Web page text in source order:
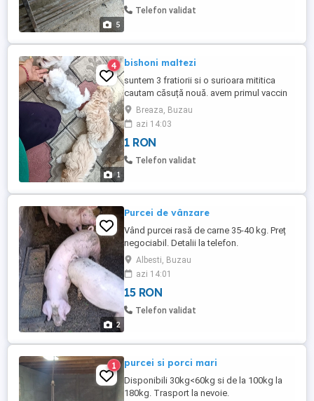
5
Telefon validat
1
4 bishoni maltezi
suntem 3 fratiorii si o surioara mititica
cautam căsuță nouă. avem primul vaccin
si deparazitare.
Breaza, Buzau
azi 14:03
1 RON
Telefon validat
2
Purcei de vânzare
Vând purcei rasă de carne 35-40 kg. Preț
negociabil. Detalii la telefon.
Albesti, Buzau
azi 14:01
15 RON
Telefon validat
1 purcei si porci mari
Disponibili 30kg<60kg si de la 100kg la
180kg. Trasport la nevoie.